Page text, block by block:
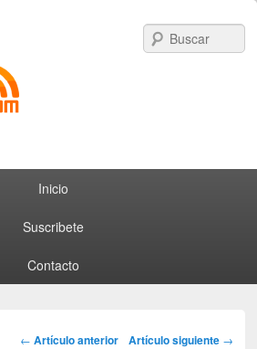
Inicio
Suscribete
Contacto
Post navigation
← Artículo anterior Artículo siguiente →